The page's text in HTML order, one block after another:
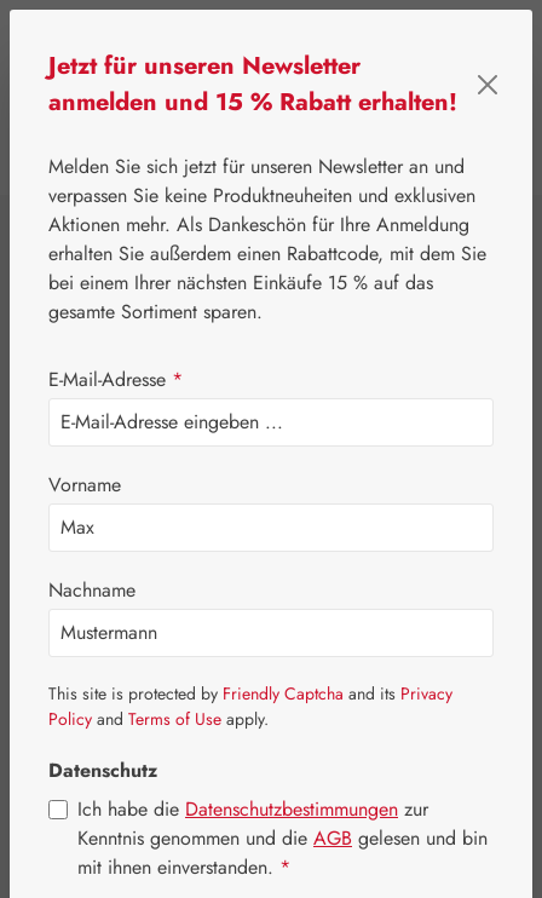
⌂ Gall Pharma Aminosäuren
Acetylcarnitin 250
mg GPH Kapseln
Bildergalerie überspringen
Jetzt für unseren Newsletter
anmelden und 15 % Rabatt erhalten!
Melden Sie sich jetzt für unseren Newsletter an und
verpassen Sie keine Produktneuheiten und exklusiven
Aktionen mehr. Als Dankeschön für Ihre Anmeldung
erhalten Sie außerdem einen Rabattcode, mit dem Sie
bei einem Ihrer nächsten Einkäufe 15 % auf das
gesamte Sortiment sparen.
E-Mail-Adresse *
Vorname
Nachname
This site is protected by Friendly Captcha and its Privacy
Policy and Terms of Use apply.
Datenschutz
Ich habe die Datenschutzbestimmungen zur
Kenntnis genommen und die AGB gelesen und bin
mit ihnen einverstanden. *